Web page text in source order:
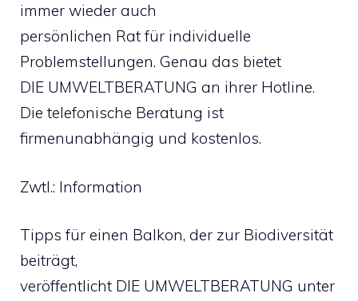
immer wieder auch
persönlichen Rat für individuelle
Problemstellungen. Genau das bietet
DIE UMWELTBERATUNG an ihrer Hotline.
Die telefonische Beratung ist
firmenunabhängig und kostenlos.
Zwtl.: Information
Tipps für einen Balkon, der zur Biodiversität
beiträgt,
veröffentlicht DIE UMWELTBERATUNG unter